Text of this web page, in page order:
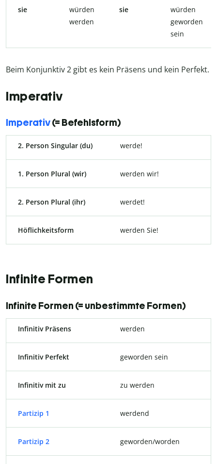
sie
würden
werden
sie
würden
geworden
sein
Beim Konjunktiv 2 gibt es kein Präsens und kein Perfekt.
Imperativ
Imperativ(= Befehlsform)
2. Person Singular (du) werde!
1. Person Plural (wir) werden wir!
2. Person Plural (ihr) werdet!
Höflichkeitsform werden Sie!
Infinite Formen
Infinite Formen (= unbestimmte Formen)
Infinitiv Präsens werden
Infinitiv Perfekt geworden sein
Infinitiv mit zu zu werden
Partizip 1 werdend
Partizip 2 geworden/worden